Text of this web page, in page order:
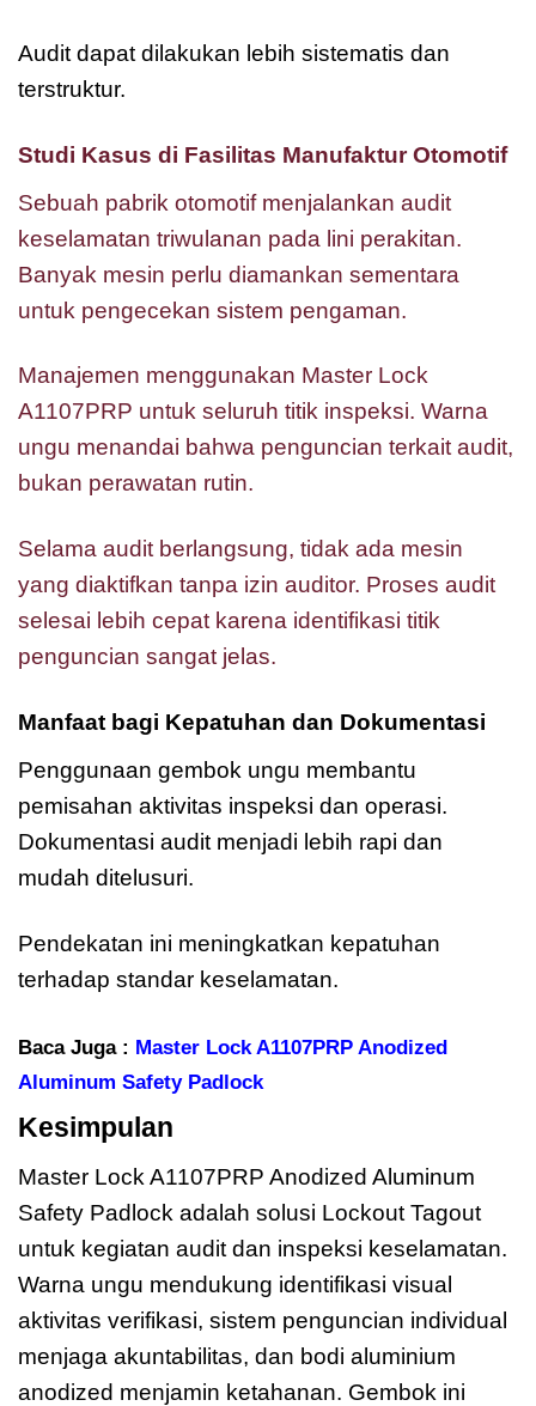
Audit dapat dilakukan lebih sistematis dan
terstruktur.
Studi Kasus di Fasilitas Manufaktur Otomotif
Sebuah pabrik otomotif menjalankan audit
keselamatan triwulanan pada lini perakitan.
Banyak mesin perlu diamankan sementara
untuk pengecekan sistem pengaman.
Manajemen menggunakan Master Lock
A1107PRP untuk seluruh titik inspeksi. Warna
ungu menandai bahwa penguncian terkait audit,
bukan perawatan rutin.
Selama audit berlangsung, tidak ada mesin
yang diaktifkan tanpa izin auditor. Proses audit
selesai lebih cepat karena identifikasi titik
penguncian sangat jelas.
Manfaat bagi Kepatuhan dan Dokumentasi
Penggunaan gembok ungu membantu
pemisahan aktivitas inspeksi dan operasi.
Dokumentasi audit menjadi lebih rapi dan
mudah ditelusuri.
Pendekatan ini meningkatkan kepatuhan
terhadap standar keselamatan.
Baca Juga : Master Lock A1107PRP Anodized
Aluminum Safety Padlock
Kesimpulan
Master Lock A1107PRP Anodized Aluminum
Safety Padlock adalah solusi Lockout Tagout
untuk kegiatan audit dan inspeksi keselamatan.
Warna ungu mendukung identifikasi visual
aktivitas verifikasi, sistem penguncian individual
menjaga akuntabilitas, dan bodi aluminium
anodized menjamin ketahanan. Gembok ini